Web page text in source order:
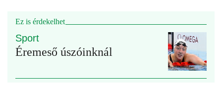
Ez is érdekelhet
Sport
Éremeső úszóinknál